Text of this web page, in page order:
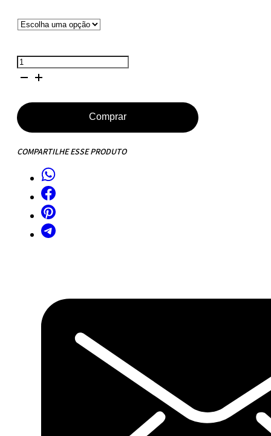
Mesa
de
Saarinen
Tulipa
150
Cinamomo
Castanho
Comprar
COMPARTILHE ESSE PRODUTO